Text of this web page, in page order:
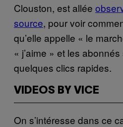
Clouston, est allée
source, pour voir
qu’elle appelle « le
« j’aime » et les
quelques clics rapides.
VIDEOS BY VICE
On s’intéresse dans ce